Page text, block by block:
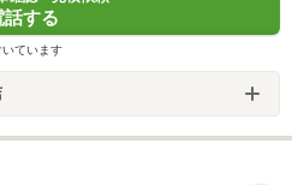
話する
ています